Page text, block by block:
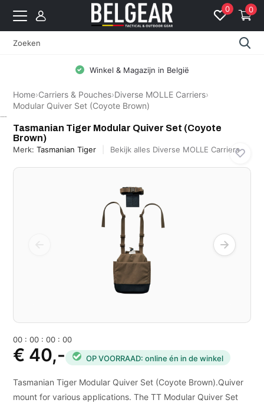
0 0
Winkel & Magazijn in België
Home›Carriers & Pouches›Diverse MOLLE Carriers›
Modular Quiver Set (Coyote Brown)
Tasmanian Tiger Modular Quiver Set (Coyote
Brown)
Merk:Tasmanian Tiger Bekijk alles Diverse MOLLE Carriers
00 :00 :00 :00
€ 40,- OP VOORRAAD: online én in de winkel
Tasmanian Tiger Modular Quiver Set (Coyote Brown).Quiver
mount for various applications. The TT Modular Quiver Set